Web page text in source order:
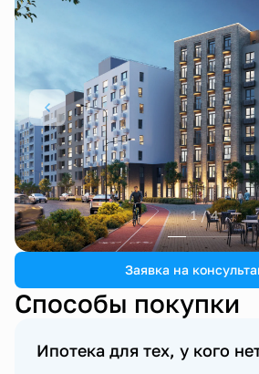
1 / 4
Заявка на
Способы покупки
Ипотека для тех, у кого